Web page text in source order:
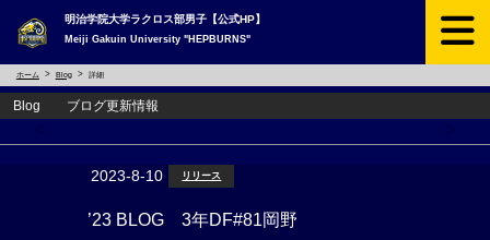
明治学院大学ラクロス部男子【公式HP】
Meiji Gakuin University "HEPBURNS"
ホーム Blog 詳細
Blog ブログ更新情報
2023-8-10 リリース
’23 BLOG 3年DF#81岡野